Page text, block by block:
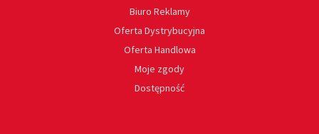
Biuro Reklamy
Oferta Dystrybucyjna
Oferta Handlowa
Moje zgody
Dostępność